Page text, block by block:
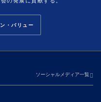
・バリュー
ソーシャルメディア一覧